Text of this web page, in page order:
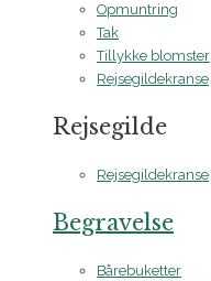
Opmuntring
Tak
Tillykke blomster
Rejsegildekranse
Rejsegilde
Rejsegildekranse
Begravelse
Bårebuketter